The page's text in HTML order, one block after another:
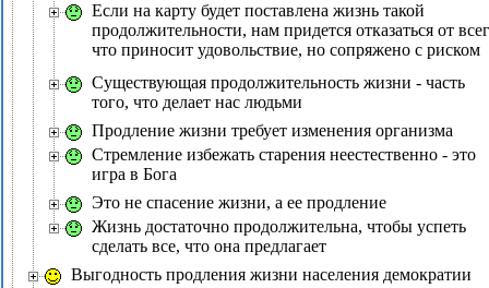
Если на карту будет поставлена жизнь такой
продолжительности, нам придется отказаться от
что приносит удовольствие, но сопряжено с риском
Существующая продолжительность жизни - часть
того, что делает нас людьми
Продление жизни требует изменения организма
Стремление избежать старения неестественно - это
игра в Бога
Это не спасение жизни, а ее продление
Жизнь достаточно продолжительна, чтобы успеть
сделать все, что она предлагает
Выгодность продления жизни населения демократии